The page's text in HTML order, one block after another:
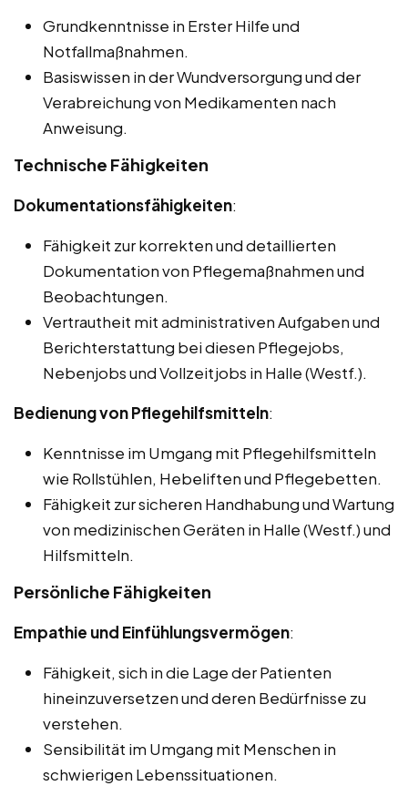
Grundkenntnisse in Erster Hilfe und
Notfallmaßnahmen.
Basiswissen in der Wundversorgung und der
Verabreichung von Medikamenten nach
Anweisung.
Technische Fähigkeiten
Dokumentationsfähigkeiten:
Fähigkeit zur korrekten und detaillierten
Dokumentation von Pflegemaßnahmen und
Beobachtungen.
Vertrautheit mit administrativen Aufgaben und
Berichterstattung bei diesen Pflegejobs,
Nebenjobs und Vollzeitjobs in Halle (Westf.).
Bedienung von Pflegehilfsmitteln:
Kenntnisse im Umgang mit Pflegehilfsmitteln
wie Rollstühlen, Hebeliften und Pflegebetten.
Fähigkeit zur sicheren Handhabung und Wartung
von medizinischen Geräten in Halle (Westf.) und
Hilfsmitteln.
Persönliche Fähigkeiten
Empathie und Einfühlungsvermögen:
Fähigkeit, sich in die Lage der Patienten
hineinzuversetzen und deren Bedürfnisse zu
verstehen.
Sensibilität im Umgang mit Menschen in
schwierigen Lebenssituationen.